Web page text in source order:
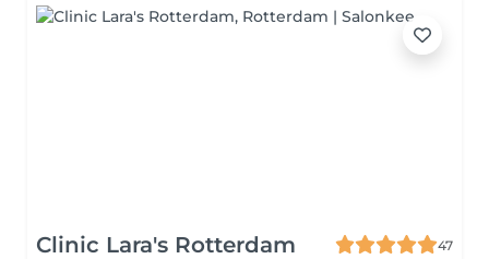
Clinic Lara's Rotterdam
47